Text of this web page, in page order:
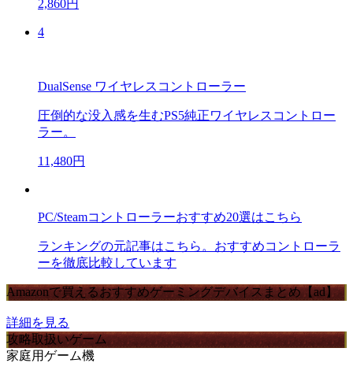
2,860円
4
DualSense ワイヤレスコントローラー
圧倒的な没入感を生むPS5純正ワイヤレスコントロー
ラー。
11,480円
PC/Steamコントローラーおすすめ20選はこちら
ランキングの元記事はこちら。おすすめコントローラ
ーを徹底比較しています
Amazonで買えるおすすめゲーミングデバイスまとめ【ad】
詳細を見る
攻略取扱いゲーム
家庭用ゲーム機